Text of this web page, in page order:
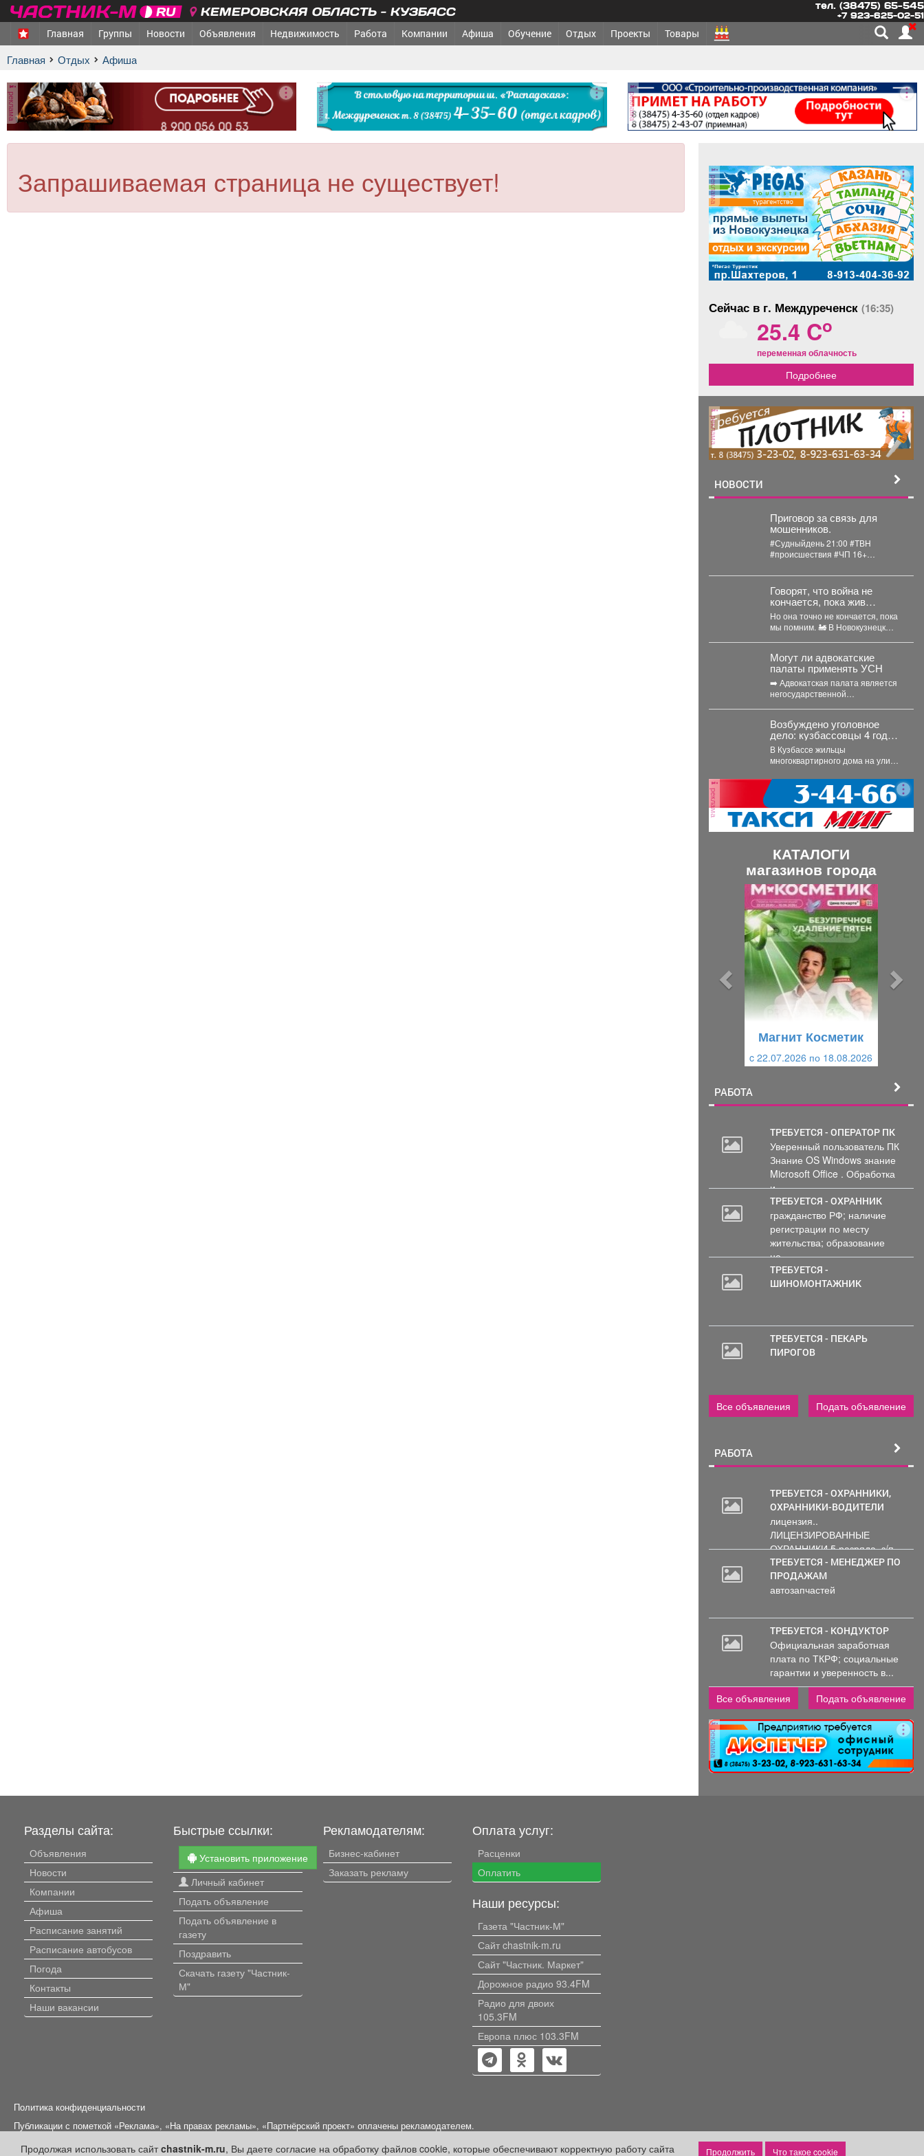
КЕМЕРОВСКАЯ ОБЛАСТЬ - КУЗБАСС тел. (38475) 65-545
+7 923-625-02-51
Главная Группы Новости Объявления Недвижимость Работа Компании Афиша Обучение Отдых Проекты Товары
Главная Отдых афиша
реклама реклама реклама
Запрашиваемая страница не существует! реклама
Сейчас в г. Междуреченск (16:35)
25.4 Co
переменная облачность
Подробнее
реклама
НОВОСТИ
Приговор за связь для
мошенников.
#Судныйдень 21:00 #ТВН
#происшествия #ЧП 16+
мошенников В Новокузнецке...
Говорят, что война не
кончается, пока жив
последний солдат.
Но она точно не кончается, пока
мы помним. 🚂 В Новокузнецк
Могут ли адвокатские
палаты применять УСН
➡️ Адвокатская палата является
негосударственной
членстве адвокатов
(Федеральный закон от...
Возбуждено уголовное
дело: кузбассовцы 4 года
живут в плесени и ждут
помощи
В Кузбассе жильцы
многоквартирного дома на улице
Староабашево Новокузнецкого
округа больше года...
реклама
КАТАЛОГИ
магазинов города
Магнит Косметик
c 22.07.2026 по 18.08.2026
РАБОТА
ТРЕБУЕТСЯ - ОПЕРАТОР ПК
Уверенный пользователь ПК
Знание OS Windows знание
Microsoft Office . Обработка
и...
ТРЕБУЕТСЯ - ОХРАННИК
гражданство РФ; наличие
регистрации по месту
жительства; образование
не...
ТРЕБУЕТСЯ -
ШИНОМОНТАЖНИК
ТРЕБУЕТСЯ - ПЕКАРЬ
ПИРОГОВ
Все объявления Подать объявление
РАБОТА
ТРЕБУЕТСЯ - ОХРАННИКИ,
ОХРАННИКИ-ВОДИТЕЛИ
лицензия..
ЛИЦЕНЗИРОВАННЫЕ
ОХРАННИКИ 5 разряда, з/п
от 33000 руб. 6...
ТРЕБУЕТСЯ - МЕНЕДЖЕР ПО
ПРОДАЖАМ
автозапчастей
ТРЕБУЕТСЯ - КОНДУКТОР
Официальная заработная
плата по ТКРФ; социальные
гарантии и уверенность в...
Все объявления Подать объявление
реклама
Продолжая использовать сайтchastnik-m.ru, Вы даете согласие на обработку файлов cookie, которые обеспечивают корректную работу сайта
Что такое cookie
Разделы сайта:
Объявления
Новости
Компании
Афиша
Расписание занятий
Расписание автобусов
Погода
Контакты
Наши вакансии
Быстрые ссылки:
Установить приложение
Личный кабинет
Подать объявление
Подать объявление в
газету
Поздравить
Скачать газету "Частник-
М"
Рекламодателям:
Бизнес-кабинет
Заказать рекламу
Оплата услуг:
Расценки
Оплатить
Наши ресурсы:
Газета "Частник-М"
Сайт chastnik-m.ru
Сайт "Частник. Маркет"
Дорожное радио 93.4FM
Радио для двоих
105.3FM
Европа плюс 103.3FM
Политика конфиденциальности
Публикации с пометкой «Реклама», «На правах рекламы», «Партнёрский проект» оплачены рекламодателем.